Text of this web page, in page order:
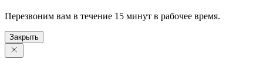
Перезвоним вам в течение 15 минут в рабочее время.
Закрыть